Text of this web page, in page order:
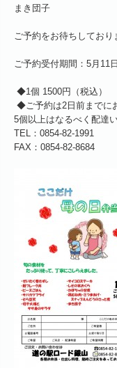
まき団子
ご予約をお待ちしており
ご予約受付期間：5月11
◆1個 1500円（税込）
◆ご予約は2日前までに
5個以上はなるべく配達
TEL：0854-82-1991
FAX：0854-82-8684